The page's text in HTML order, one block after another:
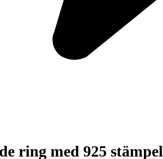
ring med 925 stämpel